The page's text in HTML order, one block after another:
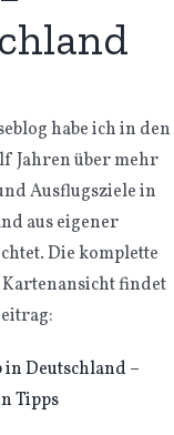
habe ich in den
Jahren über mehr
Ausflugsziele in
aus eigener
Die komplette
findet
Deutschland –
Tipps